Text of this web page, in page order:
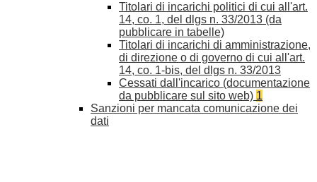
Titolari di incarichi politici di cui all'art.
14, co. 1, del dlgs n. 33/2013 (da
pubblicare in tabelle)
Titolari di incarichi di amministrazione,
di direzione o di governo di cui all'art.
14, co. 1-bis, del dlgs n. 33/2013
Cessati dall'incarico (documentazione
da pubblicare sul sito web) 1
Sanzioni per mancata comunicazione dei
dati